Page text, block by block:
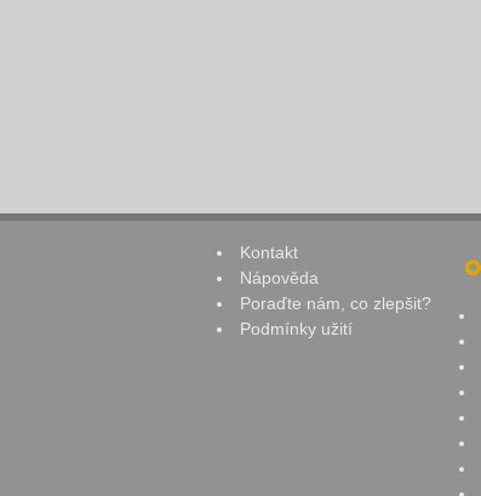
Kontakt
Nápověda
Poraďte nám, co zlepšit?
Podmínky užití